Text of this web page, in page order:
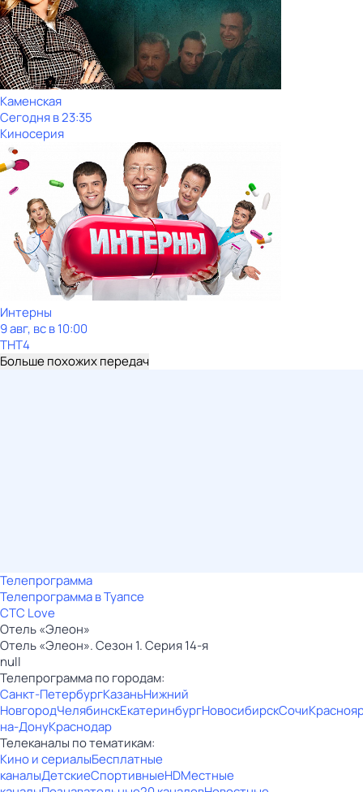
Каменская
Сегодня в 23:35
Киносерия
Интерны
9 авг, вс в 10:00
ТНТ4
Больше похожих передач
Телепрограмма
Телепрограмма в Туапсе
СТС Love
Отель «Элеон»
Отель «Элеон». Сезон 1. Серия 14-я
null
Телепрограмма по городам:
Санкт-ПетербургКазаньНижний
НовгородЧелябинскЕкатеринбургНовосибирскСочи
на-ДонуКраснодар
Телеканалы по тематикам:
Кино и сериалыБесплатные
каналыДетскиеСпортивныеHDМестные